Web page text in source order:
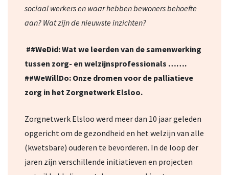
sociaal werkers en waar hebben bewoners behoefte
aan? Wat zijn de nieuwste inzichten?
##WeDid: Wat we leerden van de samenwerking
tussen zorg- en welzijnsprofessionals …….
##WeWillDo: Onze dromen voor de palliatieve
zorg in het Zorgnetwerk Elsloo.
Zorgnetwerk Elsloo werd meer dan 10 jaar geleden
opgericht om de gezondheid en het welzijn van alle
(kwetsbare) ouderen te bevorderen. In de loop der
jaren zijn verschillende initiatieven en projecten